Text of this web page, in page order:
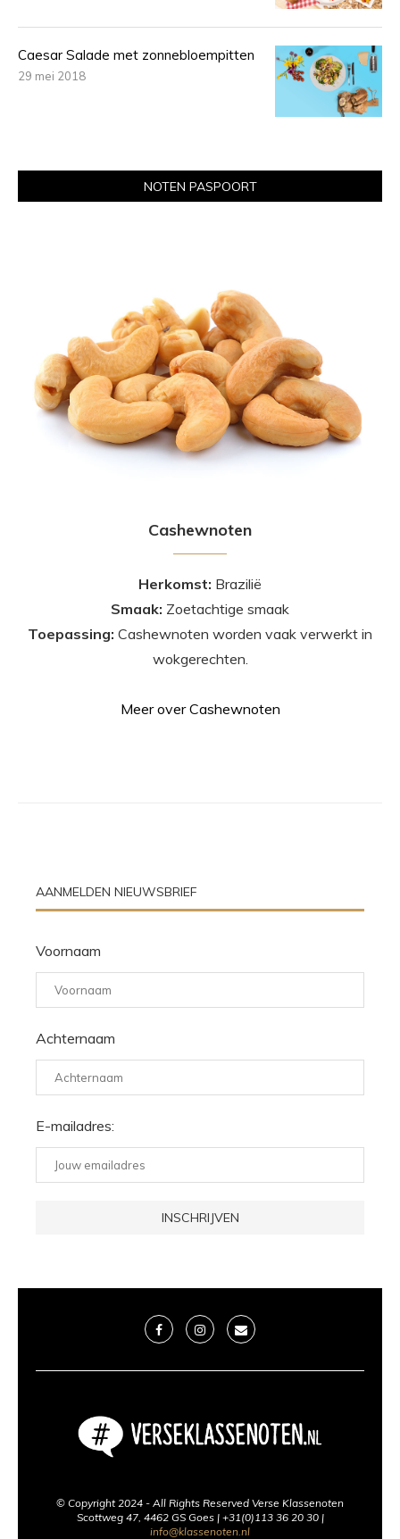
Caesar Salade met zonnebloempitten
29 mei 2018
NOTEN PASPOORT
Cashewnoten
Herkomst: Brazilië
Smaak: Zoetachtige smaak
Toepassing: Cashewnoten worden vaak verwerkt in
wokgerechten.
Meer over Cashewnoten
AANMELDEN NIEUWSBRIEF
Voornaam
Achternaam
E-mailadres:
© Copyright 2024 - All Rights Reserved Verse Klassenoten
Scottweg 47, 4462 GS Goes | +31(0)113 36 20 30 |
info@klassenoten.nl